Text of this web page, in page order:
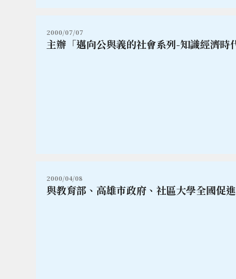
2000/07/07
主辦「邁向公與義的社會系列-知識經濟時
2000/04/08
與教育部、高雄市政府、社區大學全國促